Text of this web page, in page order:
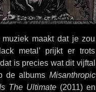
maakt dat je zou
metal’ prijkt er trots
is precies wat dit vijftal
de albums Misanthropic
The Ultimate(2011) en